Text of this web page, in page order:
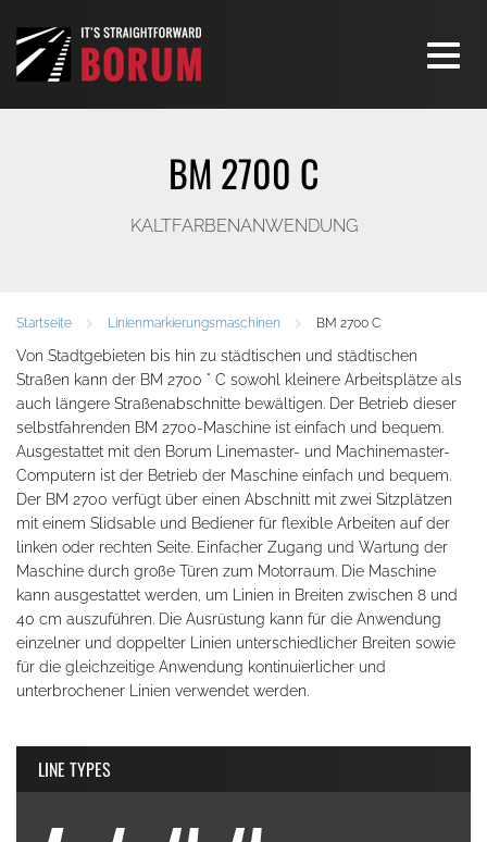
Toggle
BM 2700 C
KALTFARBENANWENDUNG
Startseite Linienmarkierungsmaschinen BM 2700 C
Von Stadtgebieten bis hin zu städtischen und städtischen
Straßen kann der BM 2700 ° C sowohl kleinere Arbeitsplätze als
auch längere Straßenabschnitte bewältigen. Der Betrieb dieser
selbstfahrenden BM 2700-Maschine ist einfach und bequem.
Ausgestattet mit den Borum Linemaster- und Machinemaster-
Computern ist der Betrieb der Maschine einfach und bequem.
Der BM 2700 verfügt über einen Abschnitt mit zwei Sitzplätzen
mit einem Slidsable und Bediener für flexible Arbeiten auf der
linken oder rechten Seite. Einfacher Zugang und Wartung der
Maschine durch große Türen zum Motorraum. Die Maschine
kann ausgestattet werden, um Linien in Breiten zwischen 8 und
40 cm auszuführen. Die Ausrüstung kann für die Anwendung
einzelner und doppelter Linien unterschiedlicher Breiten sowie
für die gleichzeitige Anwendung kontinuierlicher und
unterbrochener Linien verwendet werden.
LINE TYPES